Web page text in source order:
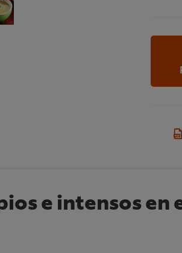
e intensos